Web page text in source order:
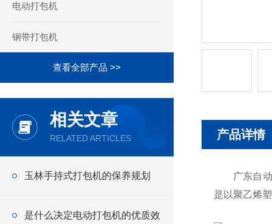
电动打包机
钢带打包机
查看全部产品 >>
相关文章
RELATED ARTICLES
玉林手持式打包机的保养规划
是什么决定电动打包机的优质效
产品详情
广东自动化
是以聚乙烯